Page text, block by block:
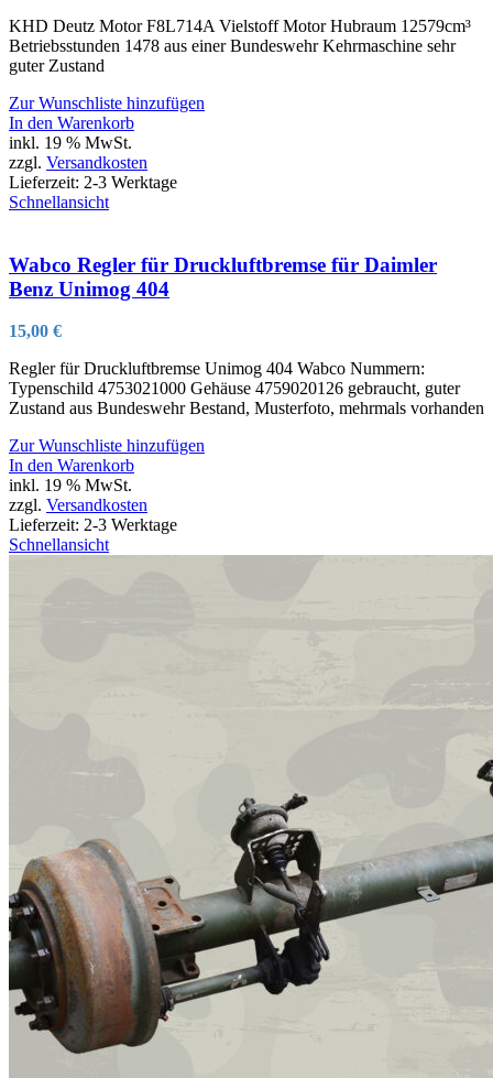
KHD Deutz Motor F8L714A Vielstoff Motor Hubraum 12579cm³
Betriebsstunden 1478 aus einer Bundeswehr Kehrmaschine sehr
guter Zustand
Zur Wunschliste hinzufügen
In den Warenkorb
inkl. 19 % MwSt.
zzgl. Versandkosten
Lieferzeit: 2-3 Werktage
Schnellansicht
Wabco Regler für Druckluftbremse für Daimler
Benz Unimog 404
15,00 €
Regler für Druckluftbremse Unimog 404 Wabco Nummern:
Typenschild 4753021000 Gehäuse 4759020126 gebraucht, guter
Zustand aus Bundeswehr Bestand, Musterfoto, mehrmals vorhanden
Zur Wunschliste hinzufügen
In den Warenkorb
inkl. 19 % MwSt.
zzgl. Versandkosten
Lieferzeit: 2-3 Werktage
Schnellansicht